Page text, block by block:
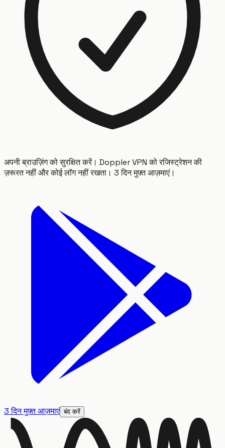
अपनी ब्राउज़िंग को सुरक्षित करें। Doppler VPN को रजिस्ट्रेशन की
ज़रूरत नहीं और कोई लॉग नहीं रखता। 3 दिन मुफ़्त आज़माएं।
3 दिन मुफ़्त आज़माएं बंद करें